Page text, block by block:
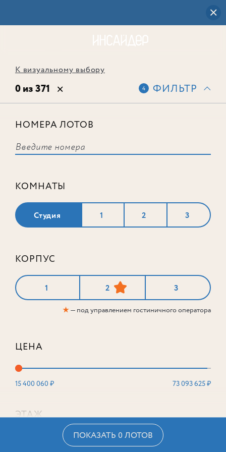
К визуальному выбору
0 из 371 4 ФИЛЬТР
НОМЕРА ЛОТОВ
КОМНАТЫ
Студия 1 2 3
КОРПУС
1 2 3
★— под управлением гостиничного оператора
ЦЕНА
15 400 060 ₽ 73 093 625 ₽
ЭТАЖ
ПОКАЗАТЬ 0 ЛОТОВ
соответствует ни одного лота